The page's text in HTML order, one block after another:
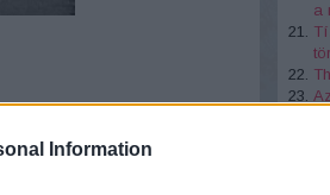
Information
a